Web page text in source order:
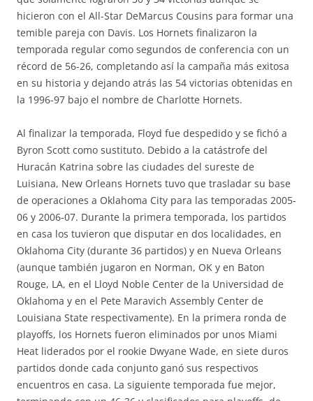
hicieron con el All-Star DeMarcus Cousins para formar una
temible pareja con Davis. Los Hornets finalizaron la
temporada regular como segundos de conferencia con un
récord de 56-26, completando así la campaña más exitosa
en su historia y dejando atrás las 54 victorias obtenidas en
la 1996-97 bajo el nombre de Charlotte Hornets.
Al finalizar la temporada, Floyd fue despedido y se fichó a
Byron Scott como sustituto. Debido a la catástrofe del
Huracán Katrina sobre las ciudades del sureste de
Luisiana, New Orleans Hornets tuvo que trasladar su base
de operaciones a Oklahoma City para las temporadas 2005-
06 y 2006-07. Durante la primera temporada, los partidos
en casa los tuvieron que disputar en dos localidades, en
Oklahoma City (durante 36 partidos) y en Nueva Orleans
(aunque también jugaron en Norman, OK y en Baton
Rouge, LA, en el Lloyd Noble Center de la Universidad de
Oklahoma y en el Pete Maravich Assembly Center de
Louisiana State respectivamente). En la primera ronda de
playoffs, los Hornets fueron eliminados por unos Miami
Heat liderados por el rookie Dwyane Wade, en siete duros
partidos donde cada conjunto ganó sus respectivos
encuentros en casa. La siguiente temporada fue mejor,